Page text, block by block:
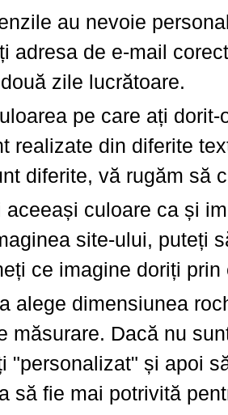
au nevoie
adresa de e-mail
zile lucrătoare.
pe care ați
realizate din diferite
diferite, vă rugăm să
aceeași culoare ca și
site-ului, puteți
ce imagine doriți prin
alege dimensiunea
măsurare. Dacă nu
"personalizat" și apoi
să fie mai potrivită